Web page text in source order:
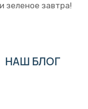
зеленое завтра!
НАШ БЛОГ